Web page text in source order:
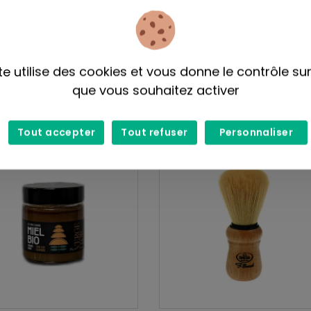
de rasage avec poils de
Fluf
ZipLunch - Sac à lunch en
bio -
utilise des cookies et vous donne le contrôle
que vous souhaitez activer
Tout accepter Tout refuser Personnaliser